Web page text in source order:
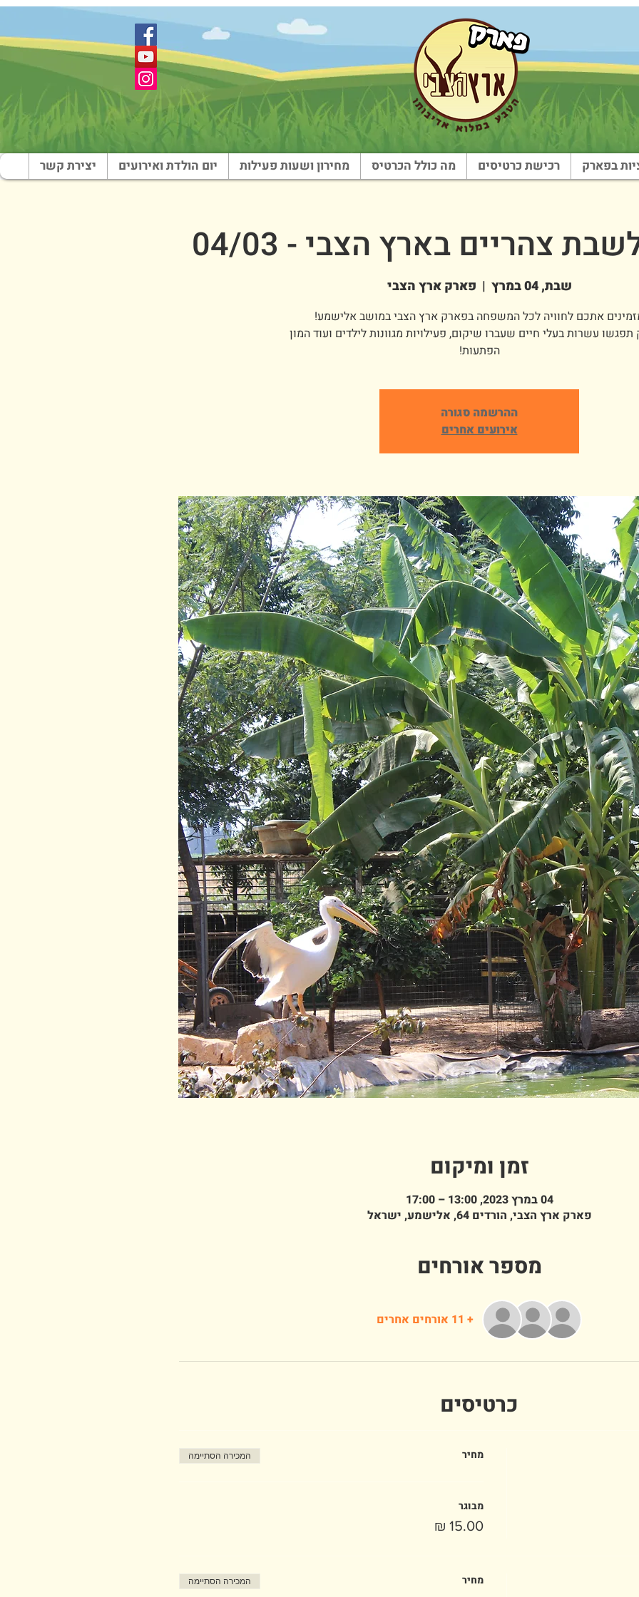
בפארק רכישת כרטיסים מה כולל הכרטיס מחירון ושעות פעילות יום הולדת ואירועים יצירת קשר
צהריים בארץ הצבי - 04/03
שבת, 04 במרץ
  |
פארק ארץ הצבי
עשרות בעלי חיים שעברו שיקום, פעילויות מגוונות לילדים ועוד המון
הפתעות!
ההרשמה סגורה
אירועים אחרים
זמן ומיקום
04 במרץ 2023, 13:00 – 17:00
פארק ארץ הצבי, הורדים 64, אלישמע, ישראל
מספר אורחים
+ 11 אורחים אחרים
כרטיסים
מחיר המכירה הסתיימה
מבוגר
מחיר המכירה הסתיימה